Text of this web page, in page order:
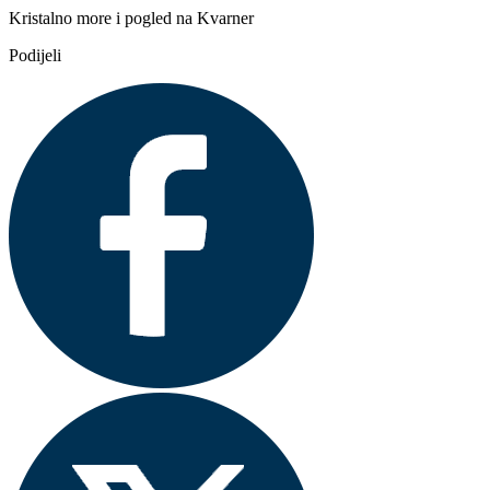
Kristalno more i pogled na Kvarner
Podijeli